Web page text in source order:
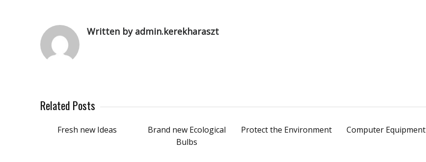
Written by admin.kerekharaszt
Related Posts
Fresh new Ideas
Brand new Ecological
Bulbs
Protect the Environment Computer Equipment